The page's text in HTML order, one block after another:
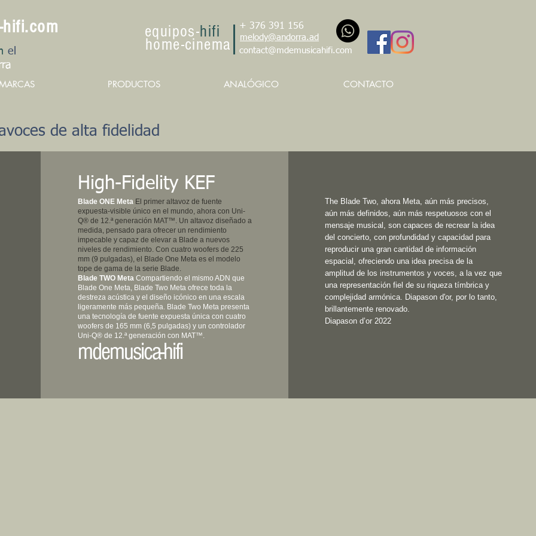
equipos-hifi
home-cinema
el
hifi.com + 376 391 156
melody@andorra.ad
PRODUCTOS ANALÓGICO CONTACTO
contact@mdemusicahifi.com
de alta fidelidad
High-Fidelity KEF
​​Blade ONE Meta El primer altavoz de fuente
expuesta-visible único en el mundo, ahora con Uni-
Q® de 12.ª generación MAT™. Un altavoz diseñado a
medida, pensado para ofrecer un rendimiento
impecable y capaz de elevar a Blade a nuevos
niveles de rendimiento. Con cuatro woofers de 225
mm (9 pulgadas), el Blade One Meta es el modelo
tope de gama de la serie Blade.
Blade TWO Meta Compartiendo el mismo ADN que
Blade One Meta, Blade Two Meta ofrece toda la
destreza acústica y el diseño icónico en una escala
ligeramente más pequeña. Blade Two Meta presenta
una tecnología de fuente expuesta única con cuatro
woofers de 165 mm (6,5 pulgadas) y un controlador
Uni-Q® de 12.ª generación con MAT™.
mdemusica-hifi
The Blade Two, ahora Meta, aún más precisos,
aún más definidos, aún más respetuosos con el
mensaje musical, son capaces de recrear la idea
del concierto, con profundidad y capacidad para
reproducir una gran cantidad de información
espacial, ofreciendo una idea precisa de la
amplitud de los instrumentos y voces, a la vez que
una representación fiel de su riqueza tímbrica y
complejidad armónica. Diapason d'or, por lo tanto,
brillantemente renovado.
Diapason d’or 2022